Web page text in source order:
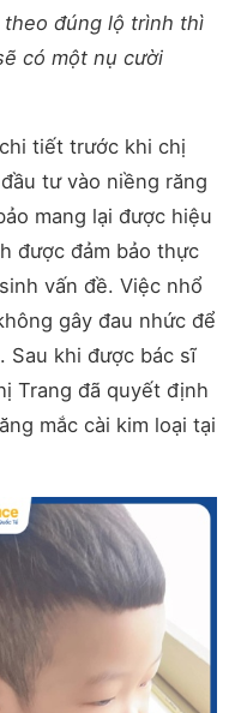
đúng lộ trình thì
có một nụ cười
tiết trước khi chị
tư vào niềng răng
mang lại được hiệu
được đảm bảo thực
vấn đề. Việc nhổ
gây đau nhức để
Sau khi được bác sĩ
Trang đã quyết định
mắc cài kim loại tại